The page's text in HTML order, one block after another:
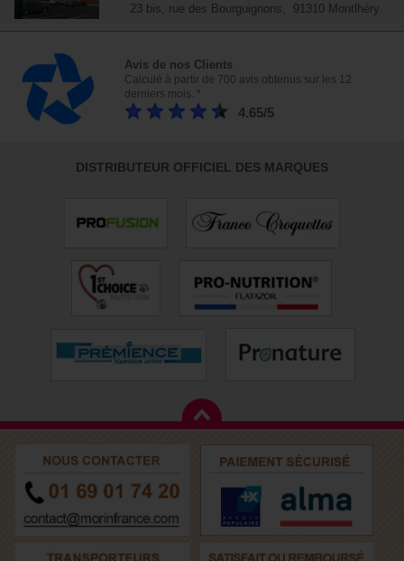
23 bis, rue des Bourguignons, 91310 Montlhéry
Avis de nos Clients
Calculé à partir de 700 avis obtenus sur les 12
derniers mois. *
4.65/5
DISTRIBUTEUR OFFICIEL DES MARQUES